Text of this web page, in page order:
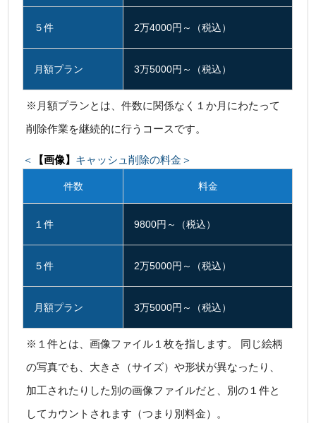
５件 2万4000円～（税込）
月額プラン 3万5000円～（税込）
※月額プランとは、件数に関係なく１か月にわたって
削除作業を継続的に行うコースです。
＜ 【画像】 キャッシュ削除の料金＞
件数 料金
１件 9800円～（税込）
５件 2万5000円～（税込）
月額プラン 3万5000円～（税込）
※１件とは、画像ファイル１枚を指します。 同じ絵柄
の写真でも、大きさ（サイズ）や形状が異なったり、
加工されたりした別の画像ファイルだと、別の１件と
してカウントされます（つまり別料金）。